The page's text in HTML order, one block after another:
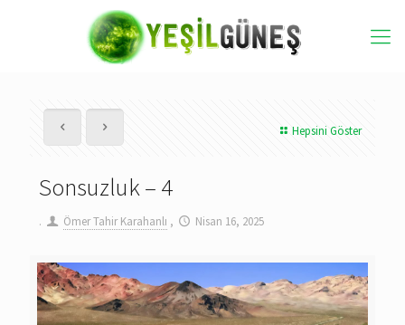
Hepsini Göster
Sonsuzluk – 4
. Ömer Tahir Karahanlı , Nisan 16, 2025